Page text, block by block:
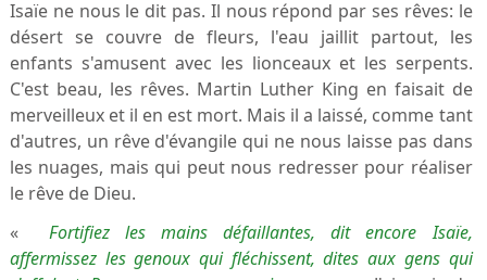
Isaïe ne nous le dit pas. Il nous répond par ses rêves: le
désert se couvre de fleurs, l'eau jaillit partout, les
enfants s'amusent avec les lionceaux et les serpents.
C'est beau, les rêves. Martin Luther King en faisait de
merveilleux et il en est mort. Mais il a laissé, comme tant
d'autres, un rêve d'évangile qui ne nous laisse pas dans
les nuages, mais qui peut nous redresser pour réaliser
le rêve de Dieu.
«
Fortifiez les mains défaillantes, dit encore Isaïe,
affermissez les genoux qui fléchissent, dites aux gens qui